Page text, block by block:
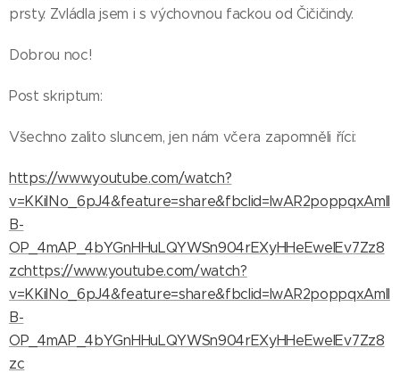
prsty. Zvládla jsem i s výchovnou fackou od Čičičindy.
Dobrou noc!
Post skriptum:
Všechno zalito sluncem, jen nám včera zapomněli říci:
https://www.youtube.com/watch?
v=KKilNo_6pJ4&feature=share&fbclid=IwAR2poppqxAmll
B-
OP_4mAP_4bYGnHHuLQYWSn904rEXyHHeEwelEv7Zz8
zchttps://www.youtube.com/watch?
v=KKilNo_6pJ4&feature=share&fbclid=IwAR2poppqxAmll
B-
OP_4mAP_4bYGnHHuLQYWSn904rEXyHHeEwelEv7Zz8
zc